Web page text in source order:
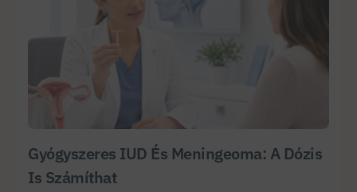
Gyógyszeres IUD És Meningeoma: A Dózis
Is Számíthat